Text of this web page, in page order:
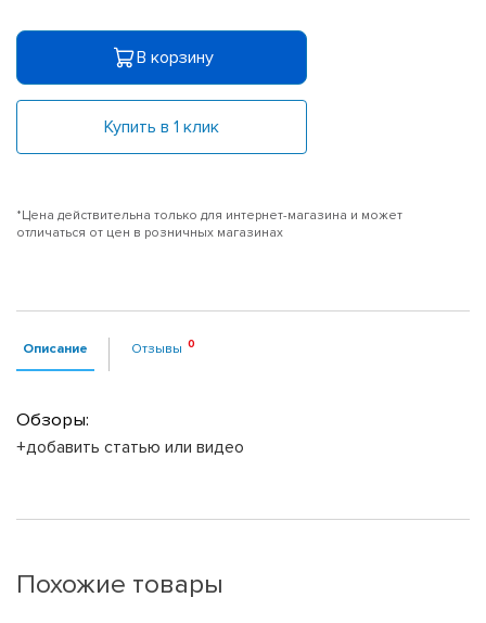
В корзину
Купить в 1 клик
*Цена действительна только для интернет-магазина и может
отличаться от цен в розничных магазинах
Описание Отзывы
Обзоры:
+добавить статью или видео
Похожие товары